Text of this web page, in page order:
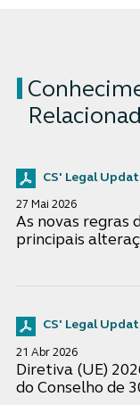
CS' Legal
27 Mai 2026
As novas regras
principais
CS' Legal
21 Abr 2026
Diretiva (UE)
do Conselho de